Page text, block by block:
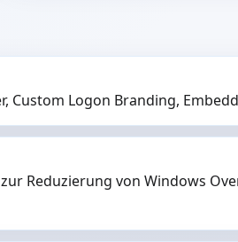
Custom Logon Branding,
zur Reduzierung von Windows